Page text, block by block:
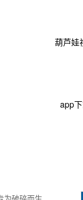
葫芦娃
app